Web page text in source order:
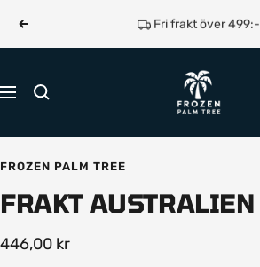
innehållet
Föregående Fri frakt över 499:-
Navigering
Frozen
Palm
Tree
FROZEN PALM TREE
FRAKT AUSTRALIEN
Rea-
446,00 kr